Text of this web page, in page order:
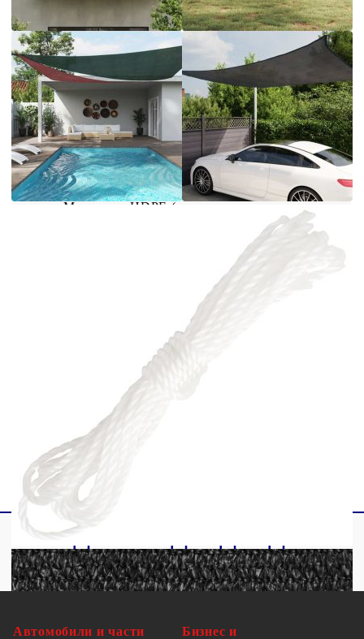
всякакви открити пространства, като вашата
градина, тераса, детска площадка или балкон.
Платното сенник, изработено от 100% HDPE
(полиетилен с висока плътност), ви предпазва
от пряка слънчева светлина, допуска достатъчно
въздух и е водопропускливо. HDPE материалът
е специално обработен, за да е устойчив на
мухъл и UV лъчи. Сенникът се сглобява лесно,
благодарение на крепежните елементи от
неръждаема стомана на всеки ъгъл и
включените въжета.
Цвят: Черен
Материал: HDPE (полиетилен с висока
Приблизително 90% UV защита
Пропуска вятър и дъжд
Устойчив на мухъл и UV, дишащ HDPE
Закопчалки от неръждаема стомана на
Включени 4 х 1,5 м PE въжета
Автомобили и части
Бизнес и